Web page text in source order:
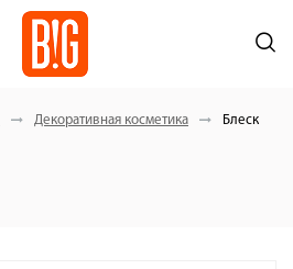
Декоративная косметика Блеск